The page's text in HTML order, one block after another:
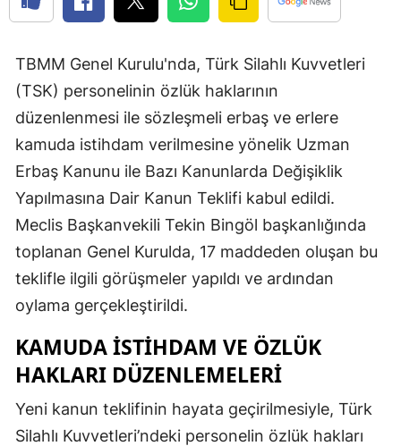
TBMM Genel Kurulu'nda, Türk Silahlı Kuvvetleri
(TSK) personelinin özlük haklarının
düzenlenmesi ile sözleşmeli erbaş ve erlere
kamuda istihdam verilmesine yönelik Uzman
Erbaş Kanunu ile Bazı Kanunlarda Değişiklik
Yapılmasına Dair Kanun Teklifi kabul edildi.
Meclis Başkanvekili Tekin Bingöl başkanlığında
toplanan Genel Kurulda, 17 maddeden oluşan bu
teklifle ilgili görüşmeler yapıldı ve ardından
oylama gerçekleştirildi.
KAMUDA İSTIHDAM VE ÖZLÜK
HAKLARI DÜZENLEMELERI
Yeni kanun teklifinin hayata geçirilmesiyle, Türk
Silahlı Kuvvetleri’ndeki personelin özlük hakları